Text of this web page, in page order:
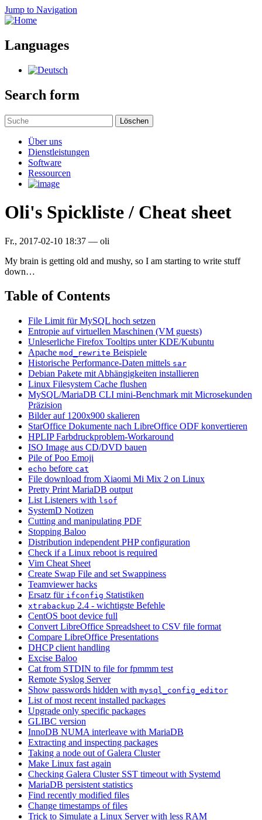
Jump to Navigation
Languages
Search form
Löschen
Über uns
Dienstleistungen
Software
Ressourcen
Oli's Spickliste / Cheat sheet
Fr., 2017-02-10 18:37 — oli
My brain is getting old and mushy, so I am starting to write stuff
down…
Table of Contents
File Limit für MySQL hoch setzen
Entropie auf virtuellen Maschinen (VM guests)
Unleserliche Firefox Tooltips unter KDE/Kubuntu
Apache mod_rewrite Beispiele
Historische Performance-Daten mittels sar
Debian Pakete mit Abhängigkeiten installieren
Linux Filesystem Cache flushen
MySQL/MariaDB CLI mini-Benchmark mit Microsekunden
Präzision
Bilder auf 1200x900 skalieren
StarOffice Dokumente nach LibreOffice ODF konvertieren
HPLIP Farbdruckproblem-Workaround
ISO Image aus CD/DVD bauen
Pile of Poo Emoji
echo before cat
File download from Xiaomi Mi Mix 2 on Linux
Pretty Print MariaDB output
List Listeners with lsof
SystemD Notizen
Cutting and manipulating PDF
Stopping Baloo
Distribution independent PHP configuration
Check if a Linux reboot is required
Vim Cheat Sheet
Create Swap File and set Swappiness
Teamviewer hacks
Ersatz für ifconfig Statistiken
xtrabackup 2.4 - wichtigste Befehle
CentOS boot device full
Convert LibreOffice Spreadsheet to CSV file format
Compare LibreOffice Presentations
DHCP client handling
Excise Baloo
Cat from STDIN to file for fpmmm test
Remote Syslog Server
Show passwords hidden with mysql_config_editor
List of most recent installed packages
Upgrade only specific packages
GLIBC version
InnoDB NUMA interleave with MariaDB
Extracting and inspecting packages
Taking a node out of Galera Cluster
Make Linux fast again
Checking Galera Cluster SST timeout with Systemd
MariaDB persistent statistics
Find recently modified files
Change timestamps of files
Trick to Simulate a Linux Server with less RAM